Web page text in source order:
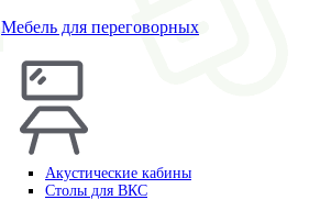
Мебель для переговорных
Акустические кабины
Столы для ВКС